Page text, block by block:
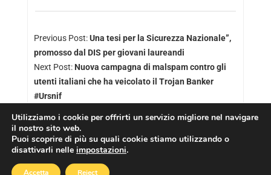
Previous Post:Una tesi per la Sicurezza Nazionale”,
promosso dal DIS per giovani laureandi
Next Post: Nuova campagna di malspam contro gli
utenti italiani che ha veicolato il Trojan Banker
#Ursnif
Copyright © 2026
Utilizziamo i cookie per offrirti un servizio migliore nel navigare
il nostro sito web.
Puoi scoprire di più su quali cookie stiamo utilizzando o
disattivarli nelle impostazioni.
Accetta Reject